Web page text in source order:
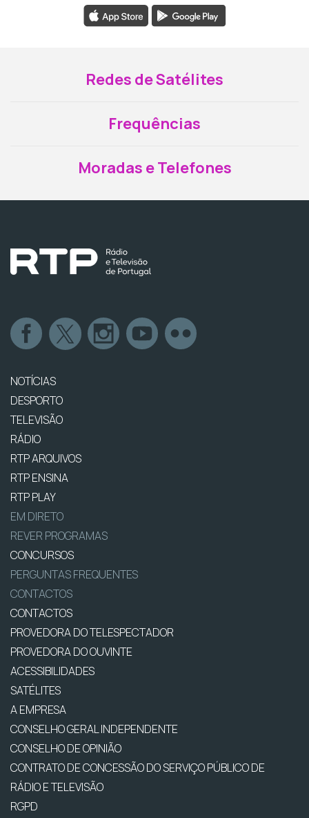
Redes de Satélites
Frequências
Moradas e Telefones
NOTÍCIAS
DESPORTO
TELEVISÃO
RÁDIO
RTP ARQUIVOS
RTP ENSINA
RTP PLAY
EM DIRETO
REVER PROGRAMAS
CONCURSOS
PERGUNTAS FREQUENTES
CONTACTOS
CONTACTOS
PROVEDORA DO TELESPECTADOR
PROVEDORA DO OUVINTE
ACESSIBILIDADES
SATÉLITES
A EMPRESA
CONSELHO GERAL INDEPENDENTE
CONSELHO DE OPINIÃO
CONTRATO DE CONCESSÃO DO SERVIÇO PÚBLICO DE
RÁDIO E TELEVISÃO
RGPD